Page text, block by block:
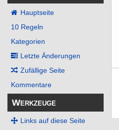
Hauptseite
10 Regeln
Kategorien
Letzte Änderungen
Zufällige Seite
Kommentare
Werkzeuge
Links auf diese Seite